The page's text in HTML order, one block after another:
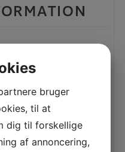
BAR
bruger
til at
dig til forskellige
af annoncering,